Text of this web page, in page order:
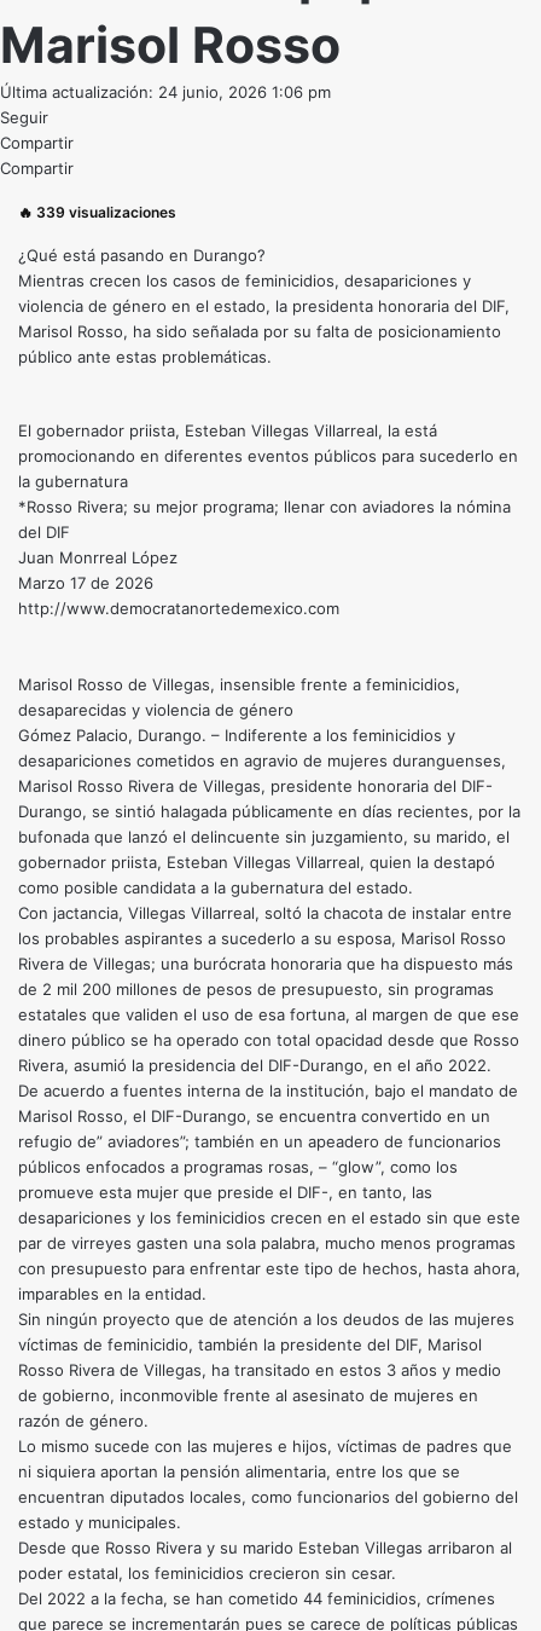
Marisol Rosso
Última actualización: 24 junio, 2026 1:06 pm
Seguir
Compartir
Compartir
🔥 339 visualizaciones
¿Qué está pasando en Durango?
Mientras crecen los casos de feminicidios, desapariciones y
violencia de género en el estado, la presidenta honoraria del DIF,
Marisol Rosso, ha sido señalada por su falta de posicionamiento
público ante estas problemáticas.
El gobernador priista, Esteban Villegas Villarreal, la está
promocionando en diferentes eventos públicos para sucederlo en
la gubernatura
*Rosso Rivera; su mejor programa; llenar con aviadores la nómina
del DIF
Juan Monrreal López
Marzo 17 de 2026
http://www.democratanortedemexico.com
Marisol Rosso de Villegas, insensible frente a feminicidios,
desaparecidas y violencia de género
Gómez Palacio, Durango. – Indiferente a los feminicidios y
desapariciones cometidos en agravio de mujeres duranguenses,
Marisol Rosso Rivera de Villegas, presidente honoraria del DIF-
Durango, se sintió halagada públicamente en días recientes, por la
bufonada que lanzó el delincuente sin juzgamiento, su marido, el
gobernador priista, Esteban Villegas Villarreal, quien la destapó
como posible candidata a la gubernatura del estado.
Con jactancia, Villegas Villarreal, soltó la chacota de instalar entre
los probables aspirantes a sucederlo a su esposa, Marisol Rosso
Rivera de Villegas; una burócrata honoraria que ha dispuesto más
de 2 mil 200 millones de pesos de presupuesto, sin programas
estatales que validen el uso de esa fortuna, al margen de que ese
dinero público se ha operado con total opacidad desde que Rosso
Rivera, asumió la presidencia del DIF-Durango, en el año 2022.
De acuerdo a fuentes interna de la institución, bajo el mandato de
Marisol Rosso, el DIF-Durango, se encuentra convertido en un
refugio de” aviadores”; también en un apeadero de funcionarios
públicos enfocados a programas rosas, – “glow”, como los
promueve esta mujer que preside el DIF-, en tanto, las
desapariciones y los feminicidios crecen en el estado sin que este
par de virreyes gasten una sola palabra, mucho menos programas
con presupuesto para enfrentar este tipo de hechos, hasta ahora,
imparables en la entidad.
Sin ningún proyecto que de atención a los deudos de las mujeres
víctimas de feminicidio, también la presidente del DIF, Marisol
Rosso Rivera de Villegas, ha transitado en estos 3 años y medio
de gobierno, inconmovible frente al asesinato de mujeres en
razón de género.
Lo mismo sucede con las mujeres e hijos, víctimas de padres que
ni siquiera aportan la pensión alimentaria, entre los que se
encuentran diputados locales, como funcionarios del gobierno del
estado y municipales.
Desde que Rosso Rivera y su marido Esteban Villegas arribaron al
poder estatal, los feminicidios crecieron sin cesar.
Del 2022 a la fecha, se han cometido 44 feminicidios, crímenes
que parece se incrementarán pues se carece de políticas públicas